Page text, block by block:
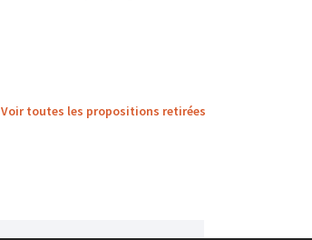
Voir toutes les propositions retirées